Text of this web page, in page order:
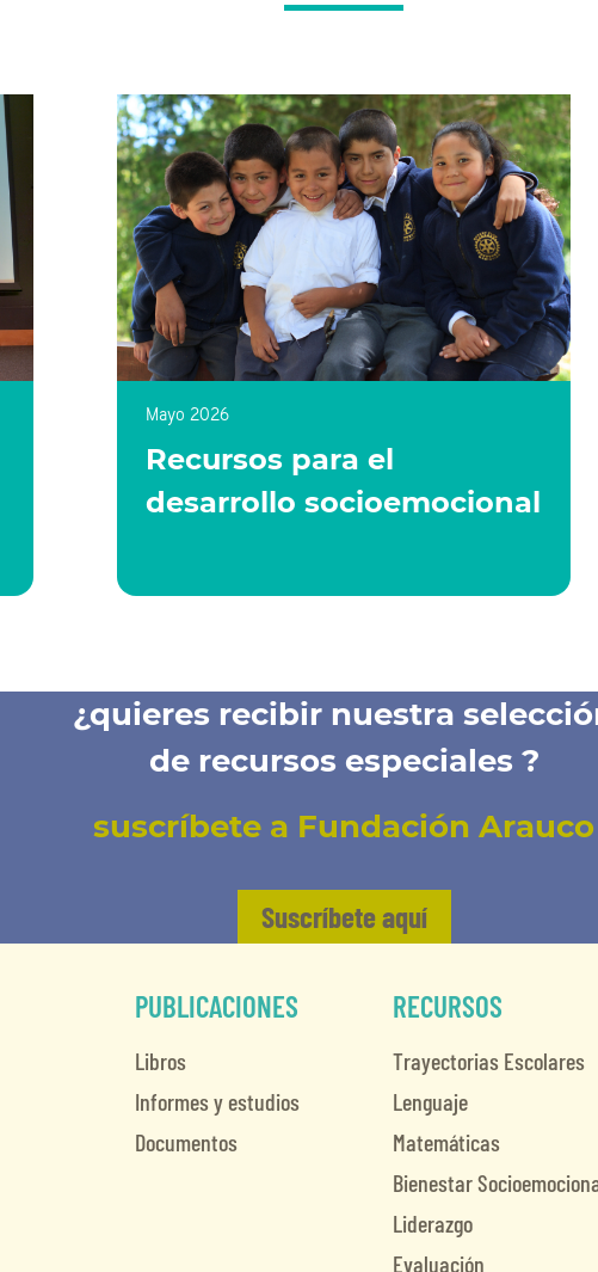
Mayo 2026
Recursos para el
desarrollo socioemocional
¿quieres recibir nuestra
de recursos especiales ?
suscríbete a Fundación Arauco
Suscríbete aquí
PUBLICACIONES
Libros
Informes y estudios
Documentos
RECURSOS
Trayectorias Escolares
Lenguaje
Matemáticas
Bienestar
Liderazgo
Evaluación